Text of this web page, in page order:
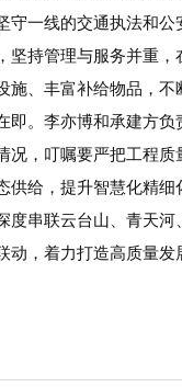
守一线的交通执法和
坚持管理与服务并重
施、丰富补给物品，
即。李亦博和承建方
况，叮嘱要严把工程
供给，提升智慧化精
串联云台山、青天
动，着力打造高质量发